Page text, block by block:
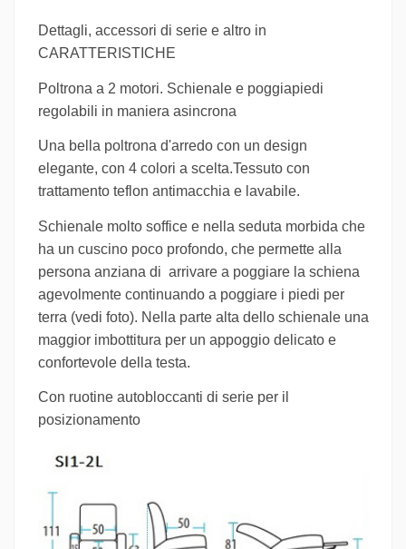
Dettagli, accessori di serie e altro in
CARATTERISTICHE
Poltrona a 2 motori. Schienale e poggiapiedi
regolabili in maniera asincrona
Una bella poltrona d'arredo con un design
elegante, con 4 colori a scelta.Tessuto con
trattamento teflon antimacchia e lavabile.
Schienale molto soffice e nella seduta morbida che
ha un cuscino poco profondo, che permette alla
persona anziana di arrivare a poggiare la schiena
agevolmente continuando a poggiare i piedi per
terra (vedi foto). Nella parte alta dello schienale una
maggior imbottitura per un appoggio delicato e
confortevole della testa.
Con ruotine autobloccanti di serie per il
posizionamento